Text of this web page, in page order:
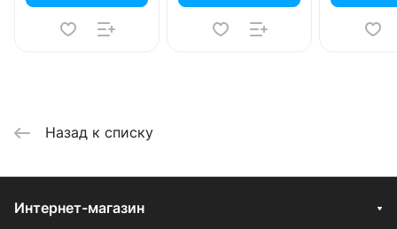
Назад к списку
Интернет-магазин